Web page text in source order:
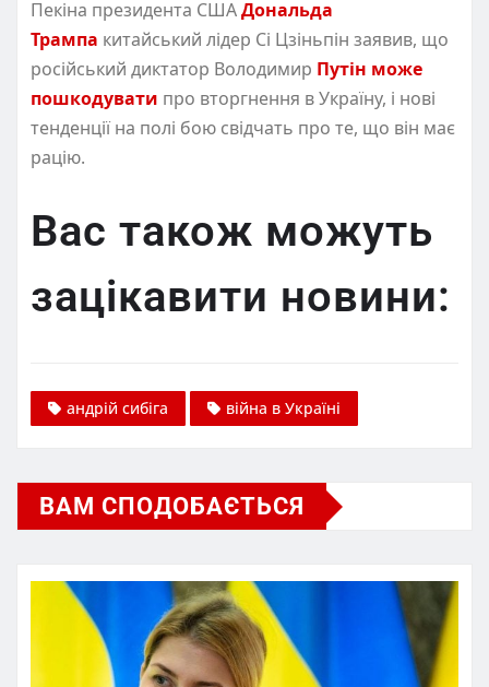
Пекіна президента СШАДональда
Трампа китайський лідер Сі Цзіньпін заявив, що
російський диктатор Володимир Путін може
пошкодувати про вторгнення в Україну, і нові
тенденції на полі бою свідчать про те, що він має
рацію.
Вас також можуть
зацікавити новини:
андрій сибіга війна в Україні
ВАМ СПОДОБАЄТЬСЯ